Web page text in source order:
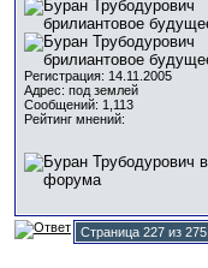
Регистрация: 14.11.2005
Адрес: под землей
Сообщений: 1,113
Рейтинг мнений:
Страница 227 из 275